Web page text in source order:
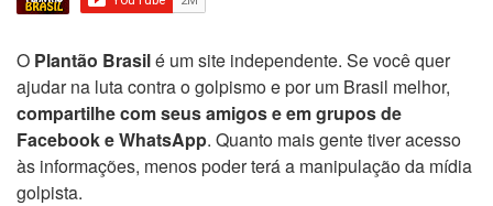
O Plantão Brasilé um site independente. Se você quer
ajudar na luta contra o golpismo e por um Brasil melhor,
compartilhe com seus amigos e em grupos de
Facebook e WhatsApp. Quanto mais gente tiver acesso
às informações, menos poder terá a manipulação da mídia
golpista.